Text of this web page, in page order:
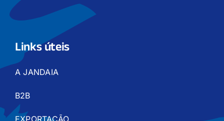
Links úteis
A JANDAIA
B2B
EXPORTAÇÃO